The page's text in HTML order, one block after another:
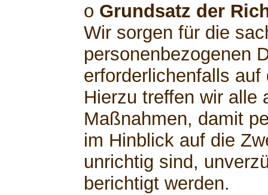
o Grundsatz der
Wir sorgen für die
personenbezogenen
erforderlichenfalls
Hierzu treffen wir alle
Maßnahmen, damit
im Hinblick auf die
unrichtig sind,
berichtigt werden.